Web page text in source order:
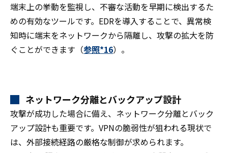
端末上の挙動を監視し、不審な活動を早期に検出するた
めの有効なツールです。EDRを導入することで、異常検
知時に端末をネットワークから隔離し、攻撃の拡大を防
ぐことができます（参照*16）。
ネットワーク分離とバックアップ設計
攻撃が成功した場合に備え、ネットワーク分離とバック
アップ設計も重要です。VPNの脆弱性が狙われる現状で
は、外部接続経路の厳格な制御が求められます。